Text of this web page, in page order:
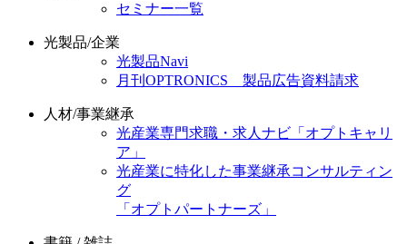
セミナー一覧
光製品/企業
光製品Navi
月刊OPTRONICS 製品広告資料請求
人材/事業継承
光産業専門求職・求人ナビ「オプトキャリ
ア」
光産業に特化した事業継承コンサルティン
グ
「オプトパートナーズ」